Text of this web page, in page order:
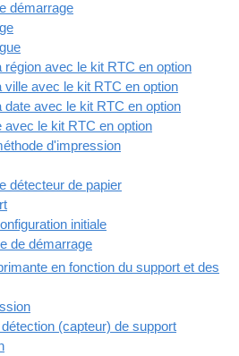
démarrage
région avec le kit RTC en option
ville avec le kit RTC en option
date avec le kit RTC en option
avec le kit RTC en option
d'impression
détecteur de papier
initiale
de démarrage
en fonction du support et des
(capteur) de support